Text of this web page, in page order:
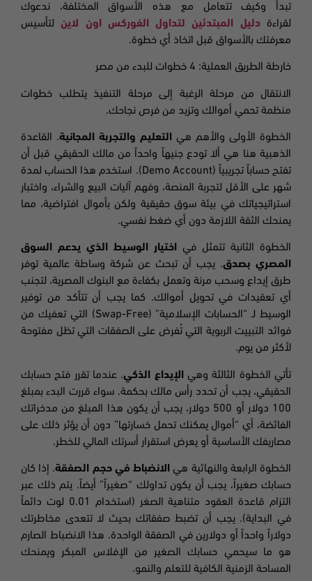
تبدأ وكيف تتعامل مع هذه الأسواق المختلفة، ندعوك
لقراءة دليل المبتدئين لتداول الفوركس اون لاينلتأسيس
معرفتك بالأسواق قبل اتخاذ أي خطوة.
خارطة الطريق العملية: 4 خطوات للبدء من مصر
الانتقال من مرحلة الرغبة إلى مرحلة التنفيذ يتطلب خطوات
منظمة تحمي أموالك وتزيد من فرص نجاحك.
الخطوة الأولى والأهم هي التعليم والتجربة المجانية. القاعدة
الذهبية هنا هي ألا تودع جنيهاً واحداً من مالك الحقيقي قبل أن
تفتح حساباً تجريبياً (Demo Account). استخدم هذا الحساب لمدة
شهر على الأقل لتجربة المنصة، وفهم آليات البيع والشراء، واختبار
استراتيجياتك في بيئة سوق حقيقية ولكن بأموال افتراضية، مما
يمنحك الثقة اللازمة دون أي ضغط نفسي.
الخطوة الثانية تتمثل في اختيار الوسيط الذي يدعم السوق
المصري بصدق. يجب أن تبحث عن شركة وساطة عالمية توفر
طرق إيداع وسحب مرنة وتعمل بكفاءة مع البنوك المصرية، لتجنب
أي تعقيدات في تحويل أموالك. كما يجب أن تتأكد من توفير
الوسيط لـ “الحسابات الإسلامية” (Swap-Free) التي تعفيك من
فوائد التبييت الربوية التي تُفرض على الصفقات التي تظل مفتوحة
لأكثر من يوم.
تأتي الخطوة الثالثة وهي الإيداع الذكي. عندما تقرر فتح حسابك
الحقيقي، يجب أن تحدد رأس مالك بحكمة. سواء قررت البدء بمبلغ
100 دولار أو 500 دولار، يجب أن يكون هذا المبلغ من مدخراتك
الفائضة، أي “أموال يمكنك تحمل خسارتها” دون أن يؤثر ذلك على
مصاريفك الأساسية أو يعرض استقرار أسرتك المالي للخطر.
الخطوة الرابعة والنهائية هي الانضباط في حجم الصفقة. إذا كان
حسابك صغيراً، يجب أن يكون تداولك “صغيراً” أيضاً. يتم ذلك عبر
التزام قاعدة العقود متناهية الصغر (استخدام 0.01 لوت دائماً
في البداية). يجب أن تضبط صفقاتك بحيث لا تتعدى مخاطرتك
دولاراً واحداً أو دولارين في الصفقة الواحدة. هذا الانضباط الصارم
هو ما سيحمي حسابك الصغير من الإفلاس المبكر ويمنحك
المساحة الزمنية الكافية للتعلم والنمو.